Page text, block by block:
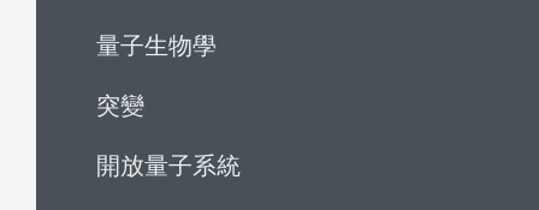
量子生物學
突變
開放量子系統